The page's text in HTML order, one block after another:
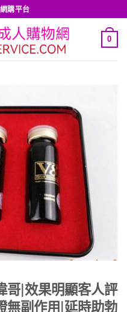
購平台
0
哥|效果明顯客人評
無副作用|延時助勃